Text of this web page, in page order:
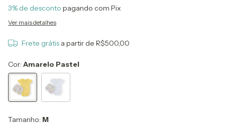
3% de desconto pagando com Pix
Ver mais detalhes
Frete grátis a partir de R$500,00
Cor: Amarelo Pastel
Tamanho: M